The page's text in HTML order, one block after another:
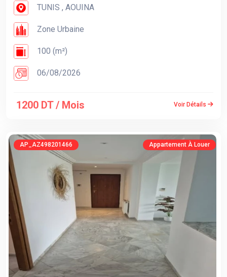
TUNIS , AOUINA
Zone Urbaine
100 (m²)
06/08/2026
1200 DT / Mois Voir Détails
AP_AZ498201466 Appartement À Louer